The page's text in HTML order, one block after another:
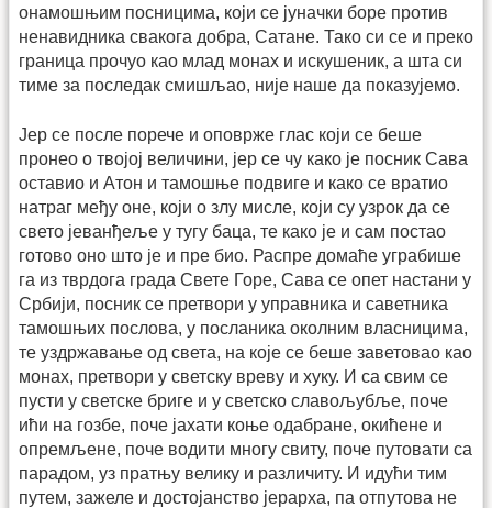
онамошњим посницима, који се јуначки боре против
ненавидника свакога добра, Сатане. Тако си се и преко
граница прочуо као млад монах и искушеник, а шта си
тиме за последак смишљао, није наше да показујемо.
Јер се после порече и оповрже глас који се беше
пронео о твојој величини, јер се чу како је посник Сава
оставио и Атон и тамошње подвиге и како се вратио
натраг међу оне, који о злу мисле, који су узрок да се
свето јеванђеље у тугу баца, те како је и сам постао
готово оно што је и пре био. Распре домаће уграбише
га из тврдога града Свете Горе, Сава се опет настани у
Србији, посник се претвори у управника и саветника
тамошњих послова, у посланика околним власницима,
те уздржавање од света, на које се беше заветовао као
монах, претвори у светску вреву и хуку. И са свим се
пусти у светске бриге и у светско славољубље, поче
ићи на гозбе, поче јахати коње одабране, окићене и
опремљене, поче водити многу свиту, поче путовати са
парадом, уз пратњу велику и различиту. И идући тим
путем, зажеле и достојанство јерарха, па отпутова не